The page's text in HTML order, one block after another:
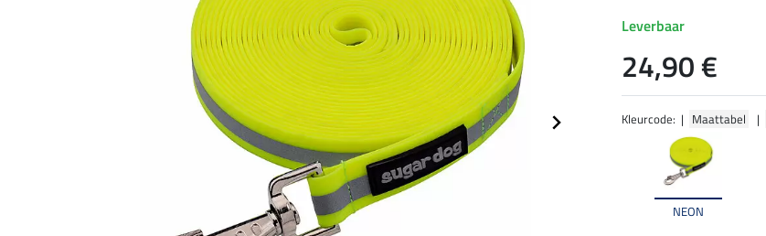
Kleurcode: | Maattabel |
NEON
Leverbaar
24,90 €